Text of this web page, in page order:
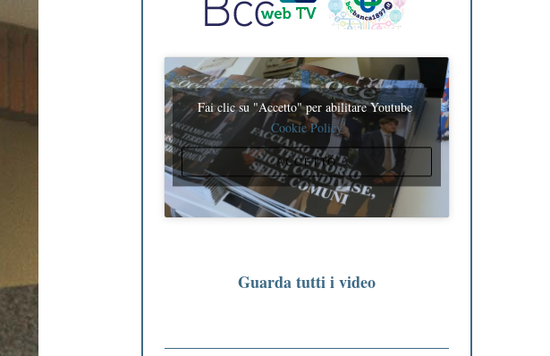
Fai clic su "Accetto" per abilitare Youtube
Cookie Policy
ACCETTO
Guarda tutti i video